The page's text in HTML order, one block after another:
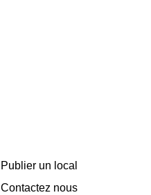
Publier un local
Contactez nous